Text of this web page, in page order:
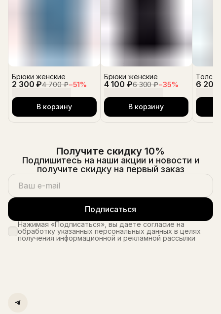
2 300 ₽4 700 ₽−51%
Брюки женские
В корзину
4 100 ₽6 300 ₽−35%
Брюки женские
В корзину
6 200
Получите скидку 10%
Подпишитесь на наши акции и новости и
получите скидку на первый заказ
Подписаться
Нажимая «Подписаться», вы даете согласие на
обработку указанных персональных данных в целях
получения информационной и рекламной рассылки